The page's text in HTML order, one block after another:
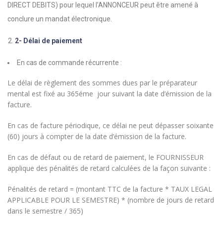
DIRECT DEBITS) pour lequel l’ANNONCEUR peut être amené à
conclure un mandat électronique.
2- Délai de paiement
En cas de commande récurrente :
Le délai de règlement des sommes dues par le préparateur
mental est fixé au 365éme jour suivant la date d’émission de la
facture.
En cas de facture périodique, ce délai ne peut dépasser soixante
(60) jours à compter de la date d’émission de la facture.
En cas de défaut ou de retard de paiement, le FOURNISSEUR
applique des pénalités de retard calculées de la façon suivante :
Pénalités de retard = (montant TTC de la facture * TAUX LEGAL
APPLICABLE POUR LE SEMESTRE) * (nombre de jours de retard
dans le semestre / 365)